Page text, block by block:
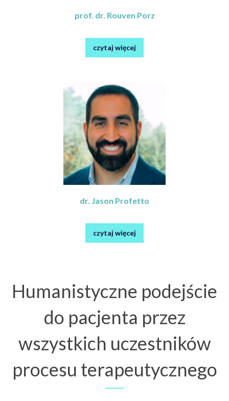
prof. dr. Rouven Porz
czytaj więcej
dr. Jason Profetto
czytaj więcej
Humanistyczne podejście
do pacjenta przez
wszystkich uczestników
procesu terapeutycznego